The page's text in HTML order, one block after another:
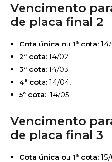
Vencimento
de placa final 2
Cota única ou 1ª cota: 14/
2ª cota: 14/02;
3ª cota: 14/03;
4ª cota: 14/04,
5ª cota: 14/05.
Vencimento
de placa final 3
Cota única ou 1ª cota: 15/